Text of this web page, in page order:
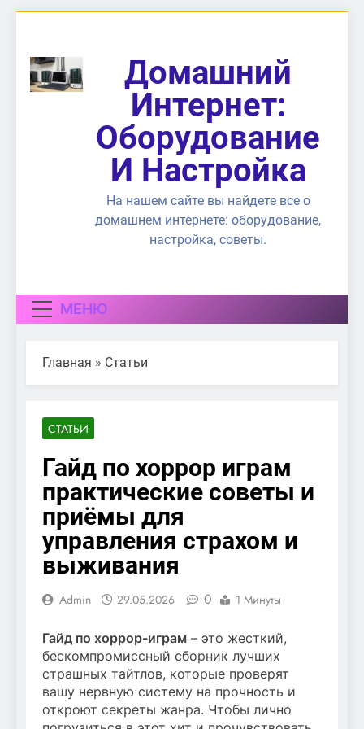
содержимому
Домашний
Интернет:
Оборудование
И Настройка
На нашем сайте вы найдете все о
домашнем интернете: оборудование,
настройка, советы.
МЕНЮ
Главная » Статьи
СТАТЬИ
Гайд по хоррор играм
практические советы и
приёмы для
управления страхом и
выживания
Admin 29.05.2026 0 1 Минуты
Гайд по хоррор-играм – это жесткий,
бескомпромиссный сборник лучших
страшных тайтлов, которые проверят
вашу нервную систему на прочность и
откроют секреты жанра. Чтобы лично